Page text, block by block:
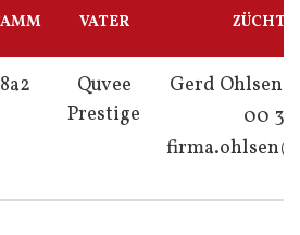
VATER
Quvee
Prestige
Gerd Ohlsen,
00 36